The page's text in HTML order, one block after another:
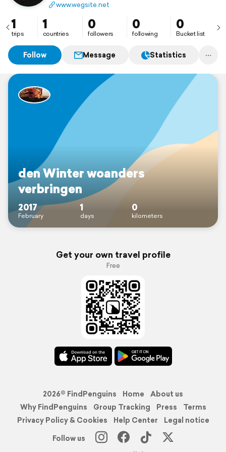
www.wegsite.net
1
trips
1
countries
0
followers
0
following
0
Bucket list
Follow Message Statistics
den Winter woanders
verbringen
2017
February
1
days
0
kilometers
Get your own travel profile
Free
2026© FindPenguins Home
About us
Why FindPenguins
Group Tracking Press
Terms
Privacy Policy & Cookies
Help Center
Legal notice
Follow us